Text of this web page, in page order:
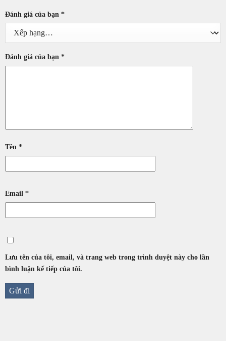
Đánh giá của bạn *
Đánh giá của bạn *
Tên *
Email *
Lưu tên của tôi, email, và trang web trong trình duyệt này cho lần
bình luận kế tiếp của tôi.